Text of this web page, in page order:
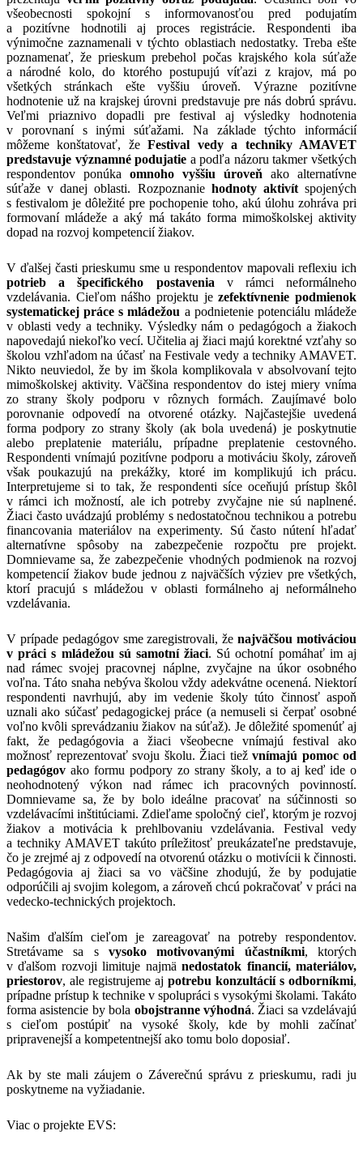
všeobecnosti spokojní s informovanosťou pred podujatím
a pozitívne hodnotili aj proces registrácie. Respondenti iba
výnimočne zaznamenali v týchto oblastiach nedostatky. Treba ešte
poznamenať, že prieskum prebehol počas krajského kola súťaže
a národné kolo, do ktorého postupujú víťazi z krajov, má po
všetkých stránkach ešte vyššiu úroveň. Výrazne pozitívne
hodnotenie už na krajskej úrovni predstavuje pre nás dobrú správu.
Veľmi priaznivo dopadli pre festival aj výsledky hodnotenia
v porovnaní s inými súťažami. Na základe týchto informácií
môžeme konštatovať, žeFestival vedy a techniky AMAVET
predstavuje významné podujatie a podľa názoru takmer všetkých
respondentov ponúka omnoho vyššiu úroveň ako alternatívne
súťaže v danej oblasti. Rozpoznanie hodnoty aktivítspojených
s festivalom je dôležité pre pochopenie toho, akú úlohu zohráva pri
formovaní mládeže a aký má takáto forma mimoškolskej aktivity
dopad na rozvoj kompetencií žiakov.
V ďalšej časti prieskumu sme u respondentov mapovali reflexiu ich
potrieb a špecifického postavenia v rámci neformálneho
vzdelávania. Cieľom nášho projektu jezefektívnenie podmienok
systematickej práce s mládežou a podnietenie potenciálu mládeže
v oblasti vedy a techniky. Výsledky nám o pedagógoch a žiakoch
napovedajú niekoľko vecí. Učitelia aj žiaci majú korektné vzťahy so
školou vzhľadom na účasť na Festivale vedy a techniky AMAVET.
Nikto neuviedol, že by im škola komplikovala v absolvovaní tejto
mimoškolskej aktivity. Väčšina respondentov do istej miery vníma
zo strany školy podporu v rôznych formách. Zaujímavé bolo
porovnanie odpovedí na otvorené otázky. Najčastejšie uvedená
forma podpory zo strany školy (ak bola uvedená) je poskytnutie
alebo preplatenie materiálu, prípadne preplatenie cestovného.
Respondenti vnímajú pozitívne podporu a motiváciu školy, zároveň
však poukazujú na prekážky, ktoré im komplikujú ich prácu.
Interpretujeme si to tak, že respondenti síce oceňujú prístup škôl
v rámci ich možností, ale ich potreby zvyčajne nie sú naplnené.
Žiaci často uvádzajú problémy s nedostatočnou technikou a potrebu
financovania materiálov na experimenty. Sú často nútení hľadať
alternatívne spôsoby na zabezpečenie rozpočtu pre projekt.
Domnievame sa, že zabezpečenie vhodných podmienok na rozvoj
kompetencií žiakov bude jednou z najväčších výziev pre všetkých,
ktorí pracujú s mládežou v oblasti formálneho aj neformálneho
vzdelávania.
V prípade pedagógov sme zaregistrovali, ženajväčšou motiváciou
v práci s mládežou sú samotní žiaci. Sú ochotní pomáhať im aj
nad rámec svojej pracovnej náplne, zvyčajne na úkor osobného
voľna. Táto snaha nebýva školou vždy adekvátne ocenená. Niektorí
respondenti navrhujú, aby im vedenie školy túto činnosť aspoň
uznali ako súčasť pedagogickej práce (a nemuseli si čerpať osobné
voľno kvôli sprevádzaniu žiakov na súťaž). Je dôležité spomenúť aj
fakt, že pedagógovia a žiaci všeobecne vnímajú festival ako
možnosť reprezentovať svoju školu. Žiaci tiež vnímajú pomoc od
pedagógovako formu podpory zo strany školy, a to aj keď ide o
neohodnotený výkon nad rámec ich pracovných povinností.
Domnievame sa, že by bolo ideálne pracovať na súčinnosti so
vzdelávacími inštitúciami. Zdieľame spoločný cieľ, ktorým je rozvoj
žiakov a motivácia k prehlbovaniu vzdelávania. Festival vedy
a techniky AMAVET takúto príležitosť preukázateľne predstavuje,
čo je zrejmé aj z odpovedí na otvorenú otázku o motivícii k činnosti.
Pedagógovia aj žiaci sa vo väčšine zhodujú, že by podujatie
odporúčili aj svojim kolegom, a zároveň chcú pokračovať v práci na
vedecko-technických projektoch.
Našim ďalším cieľom je zareagovať na potreby respondentov.
Stretávame sa s vysoko motivovanými účastníkmi, ktorých
v ďalšom rozvoji limituje najmänedostatok financií, materiálov,
priestorov, ale registrujeme aj potrebu konzultácií s odborníkmi,
prípadne prístup k technike v spolupráci s vysokými školami. Takáto
forma asistencie by bola obojstranne výhodná. Žiaci sa vzdelávajú
s cieľom postúpiť na vysoké školy, kde by mohli začínať
pripravenejší a kompetentnejší ako tomu bolo doposiaľ.
Ak by ste mali záujem o Záverečnú správu z prieskumu, radi ju
poskytneme na vyžiadanie.
Viac o projekte EVS: